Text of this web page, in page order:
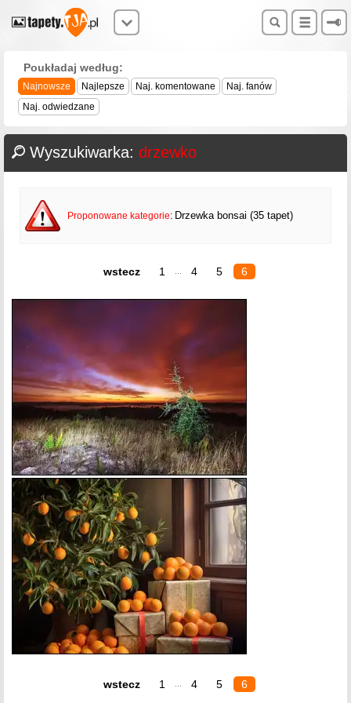
Poukładaj według:
Najnowsze Najlepsze Naj. komentowane
Naj. fanów
Naj. odwiedzane
Wyszukiwarka: drzewko
Proponowane kategorie: Drzewka bonsai (35 tapet)
wstecz 1 4 5 6
wstecz 1 4 5 6